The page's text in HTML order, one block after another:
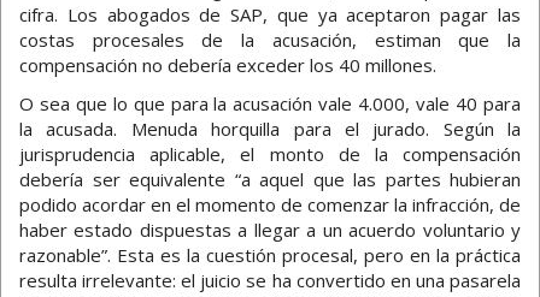
cifra. Los abogados de SAP, que ya aceptaron pagar las
costas procesales de la acusación, estiman que la
compensación no debería exceder los 40 millones.
O sea que lo que para la acusación vale 4.000, vale 40 para
la acusada. Menuda horquilla para el jurado. Según la
jurisprudencia aplicable, el monto de la compensación
debería ser equivalente “a aquel que las partes hubieran
podido acordar en el momento de comenzar la infracción, de
haber estado dispuestas a llegar a un acuerdo voluntario y
razonable”. Esta es la cuestión procesal, pero en la práctica
resulta irrelevante: el juicio se ha convertido en una pasarela